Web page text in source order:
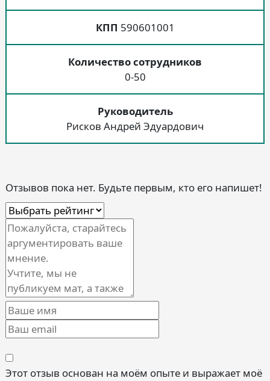
КПП 590601001
Количество сотрудников
0-50
Руководитель
Рисков Андрей Эдуардович
Отзывов пока нет. Будьте первым, кто его напишет!
Этот отзыв основан на моём опыте и выражает моё